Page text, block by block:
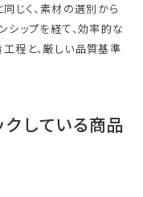
じく、素材の選別から
シップを経て、効率的な
程と、厳しい品質基準
している商品